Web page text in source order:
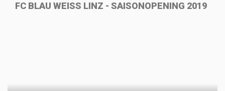
FC BLAU WEISS LINZ - SAISONOPENING 2019